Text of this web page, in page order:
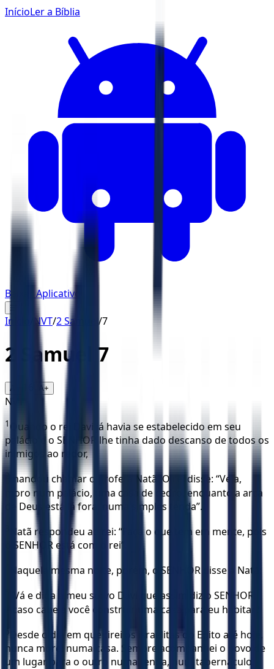
InícioLer a Bíblia
Baixar Aplicativo
☰
Início NVT/2 Samuel /7
2 Samuel 7
A- A+
NVT
1 Quando o rei Davi já havia se estabelecido em seu
palácio e o SENHOR lhe tinha dado descanso de todos os
inimigos ao redor,
mandou chamar o profeta Natã. O rei disse: “Veja,
moro num palácio, uma casa de cedro, enquanto a arca
de Deus está lá fora, numa simples tenda”.
Natã respondeu ao rei: “Faça o que tem em mente, pois
o SENHOR está com o rei”.
Naquela mesma noite, porém, o SENHOR disse a Natã:
“Vá e diga a meu servo Davi que assim diz o SENHOR:
‘Acaso cabe a você construir uma casa para eu habitar?
6 Desde o dia em que tirei os israelitas do Egito até hoje,
nunca morei numa casa. Sempre acompanhei o povo de
um lugar para o outro numa tenda, num tabernáculo.